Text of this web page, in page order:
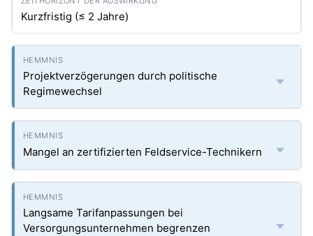
Kurzfristig (≤ 2 Jahre)
Projektverzögerungen durch politische
Regimewechsel
Mangel an zertifizierten Feldservice-Technikern
Langsame Tarifanpassungen bei
Versorgungsunternehmen begrenzen